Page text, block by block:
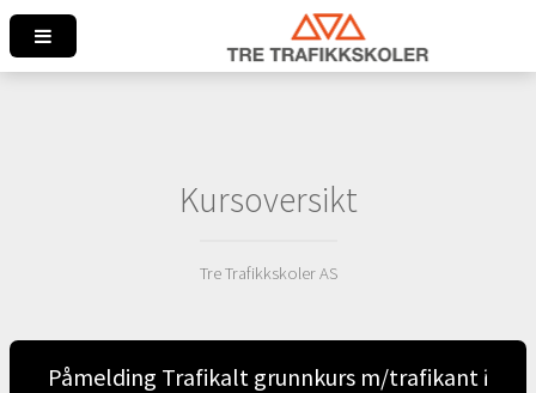
Kursoversikt
Tre Trafikkskoler AS
Påmelding Trafikalt grunnkurs m/trafikant i